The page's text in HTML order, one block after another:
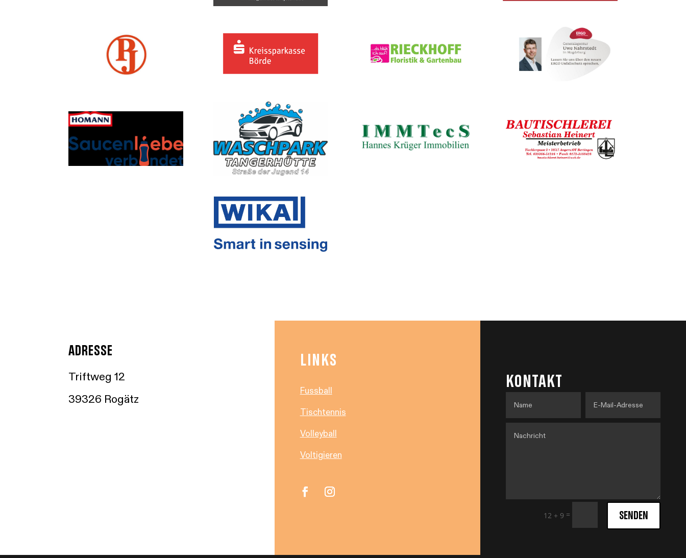
ADRESSE
Triftweg 12
39326 Rogätz
LINKS
Fussball
Tischtennis
Volleyball
Voltigieren
KONTAKT
12 + 9 = SENDEN